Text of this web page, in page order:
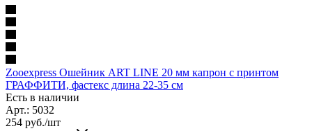
Zooexpress Ошейник ART LINE 20 мм капрон c принтом
ГРАФФИТИ, фастекс длина 22-35 см
Есть в наличии
Арт.: 5032
254 руб./шт